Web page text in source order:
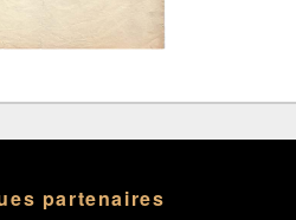
partenaires